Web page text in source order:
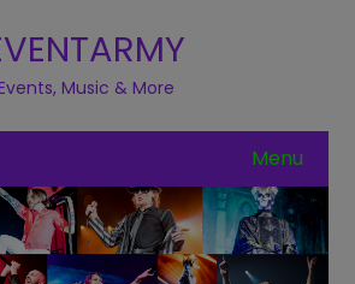
Music & More
Menu